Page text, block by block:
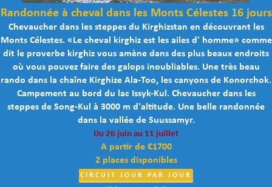
Randonnée à cheval dans les Monts Célestes 16 jours
Chevaucher dans les steppes du Kirghizstan en découvrant les
Monts Célestes. «Le cheval kirghiz est les ailes d' homme» comme
dit le proverbe kirghiz vous amène dans des plus beaux endroits
où vous pouvez faire des galops inoubliables. Une très beau
rando dans la chaîne Kirghize Ala-Too, les canyons de Konorchok.
Campement au bord du lac Issyk-Kul. Chevaucher dans les
steppes de Song-Kul à 3000 m d'altitude. Une belle randonnée
dans la vallée de Suussamyr.
Du 26 juin au 11 juillet
A partir de €1700
2 places disponibles
CIRCUIT JOUR PAR JOUR